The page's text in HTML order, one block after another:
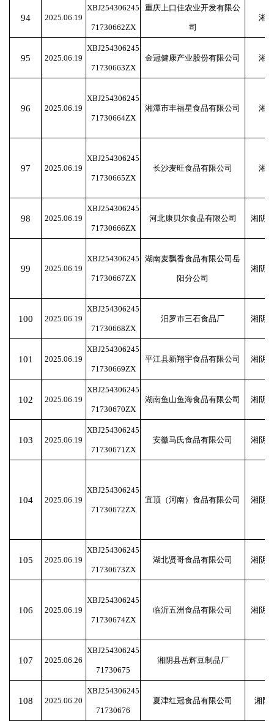
94 2025.06.19
XBJ254306245
71730662ZX
重庆上口佳农业开发有限公
司
湘
95 2025.06.19
XBJ254306245
71730663ZX
金冠健康产业股份有限公司 湘
96 2025.06.19
XBJ254306245
71730664ZX
湘潭市丰福星食品有限公司 湘
97 2025.06.19
XBJ254306245
71730665ZX
长沙麦旺食品有限公司 湘
98 2025.06.19
XBJ254306245
71730666ZX
河北康贝尔食品有限公司 湘阴
99 2025.06.19
XBJ254306245
71730667ZX
湖南麦飘香食品有限公司岳
阳分公司
湘阴
100 2025.06.19
XBJ254306245
71730668ZX
汨罗市三石食品厂 湘阴
101 2025.06.19
XBJ254306245
71730669ZX
平江县新翔宇食品有限公司 湘阴
102 2025.06.19
XBJ254306245
71730670ZX
湖南鱼山鱼海食品有限公司 湘阴
103 2025.06.19
XBJ254306245
71730671ZX
安徽马氏食品有限公司 湘阴
104 2025.06.19
XBJ254306245
71730672ZX
宜顶（河南）食品有限公司 湘阴
105 2025.06.19
XBJ254306245
71730673ZX
湖北贤哥食品有限公司 湘阴
106 2025.06.19
XBJ254306245
71730674ZX
临沂五洲食品有限公司 湘阴
107 2025.06.26
XBJ254306245
71730675
湘阴县岳辉豆制品厂
108 2025.06.20
XBJ254306245
71730676
夏津红冠食品有限公司 湘阴